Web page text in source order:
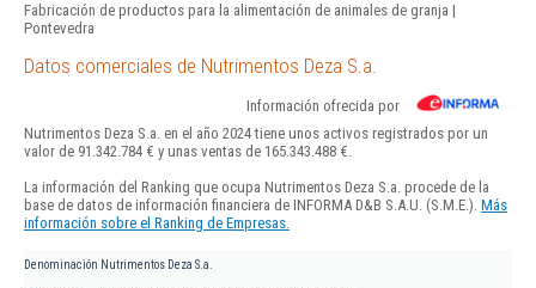
Fabricación de productos para la alimentación de animales de granja |
Pontevedra
Datos comerciales de Nutrimentos Deza S.a.
Información ofrecida por
Nutrimentos Deza S.a. en el año 2024 tiene unos activos registrados por un
valor de 91.342.784 € y unas ventas de 165.343.488 €.
La información del Ranking que ocupa Nutrimentos Deza S.a. procede de la
base de datos de información financiera de INFORMA D&B S.A.U. (S.M.E.). Más
información sobre el Ranking de Empresas.
Denominación Nutrimentos Deza S.a.